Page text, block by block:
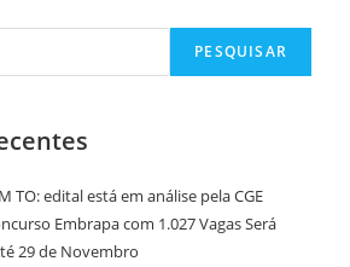
PESQUISAR
TO: edital está em análise pela CGE
Embrapa com 1.027 Vagas Será
29 de Novembro